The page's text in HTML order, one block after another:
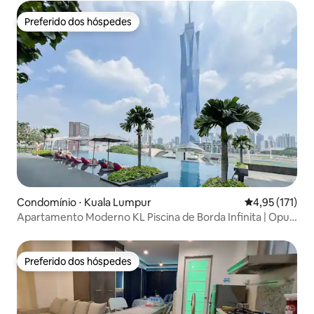
Preferido dos hóspedes
Preferido dos hóspedes
Condomínio ⋅ Kuala Lumpur 4,95 de uma
4,95 (171)
Apartamento Moderno KL Piscina de Borda Infinita | Opus
Preferido dos hóspedes
Preferido dos hóspedes